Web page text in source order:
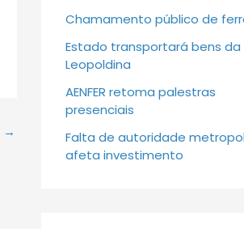
→
Chamamento público de
Estado transportará bens da
Leopoldina
AENFER retoma palestras
presenciais
Falta de autoridade
afeta investimento